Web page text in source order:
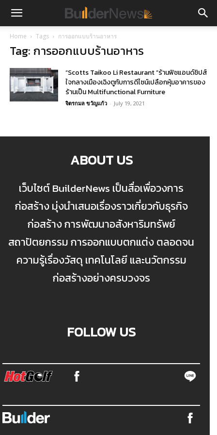
Home Tags การออกแบบร้านอาหาร
Tag: การออกแบบร้านอาหาร
“Scotts Taikoo Li Restaurant ”ร้านฟิชแอนด์ชิปส์
ใจกลางเมืองเฉิงตูกับการดีไซน์เปลือกหุ้มอาคารของ
ร้านเป็น Multifunctional Furniture
จิตรกมล ขวัญแก้ว - July 19, 2021
ABOUT US
เว็บไซต์ BuilderNews เป็นสื่อเพื่อวงการ
ก่อสร้าง มุ่งนำเสนอเรื่องราวเกี่ยวกับธุรกิจ
ก่อสร้าง การพัฒนาอสังหาริมทรัพย์
สถาปัตยกรรม การออกแบบตกแต่ง ตลอดจน
ความรู้เรื่องวัสดุ เทคโนโลยี และนวัตกรรม
ก่อสร้างอย่างครบวงจร
FOLLOW US